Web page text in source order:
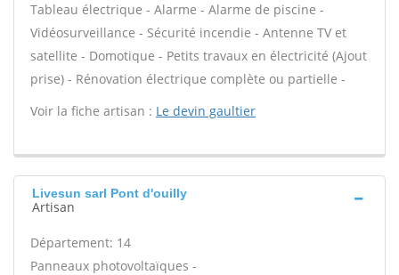
Tableau électrique - Alarme - Alarme de piscine -
Vidéosurveillance - Sécurité incendie - Antenne TV et
satellite - Domotique - Petits travaux en électricité (Ajout
prise) - Rénovation électrique complète ou partielle -
Voir la fiche artisan : Le devin gaultier
Livesun sarl Pont d'ouilly
Artisan
Département: 14
Panneaux photovoltaïques -